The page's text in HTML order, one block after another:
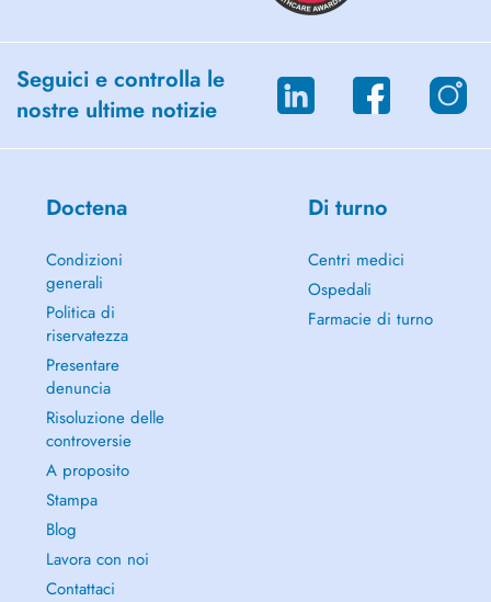
Seguici e controlla le
nostre ultime notizie
Doctena
Condizioni
generali
Politica di
riservatezza
Presentare
denuncia
Risoluzione delle
controversie
A proposito
Stampa
Blog
Lavora con noi
Contattaci
Di turno
Centri medici
Ospedali
Farmacie di turno